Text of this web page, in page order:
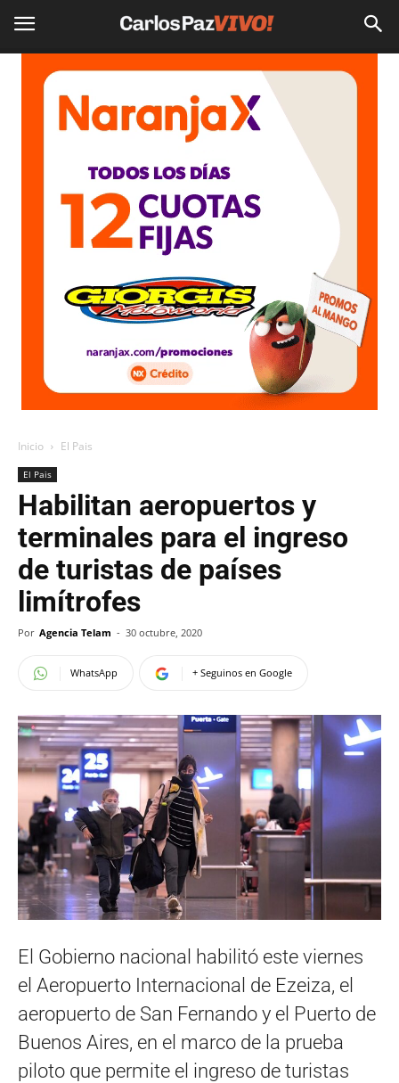
Inicio El Pais
El Pais
Habilitan aeropuertos y
terminales para el ingreso
de turistas de países
limítrofes
Por Agencia Telam - 30 octubre, 2020
WhatsApp + Seguinos en Google
El Gobierno nacional habilitó este viernes
el Aeropuerto Internacional de Ezeiza, el
aeropuerto de San Fernando y el Puerto de
Buenos Aires, en el marco de la prueba
piloto que permite el ingreso de turistas